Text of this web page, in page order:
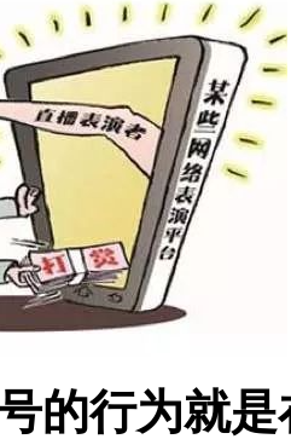
的行为就是